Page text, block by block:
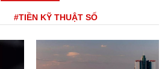
#TIỀN KỸ THUẬT SỐ